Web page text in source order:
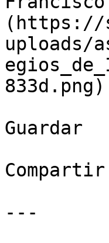
(https://
uploads/
833d.png)
Guardar
Compartir
---